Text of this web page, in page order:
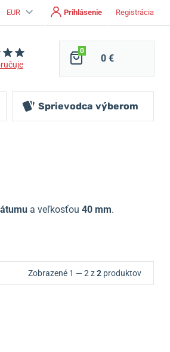
EUR Prihlásenie Registrácia
0
0 €
Sprievodca výberom
a veľkosťou 40 mm.
Zobrazené 1 — 2 z2 produktov